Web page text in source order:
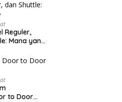
Reguler,
Mana yang
to Door